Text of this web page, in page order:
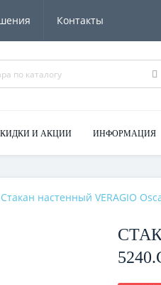
Контакты
И АКЦИИ ИНФОРМАЦИЯ
Стакан настенный VERAGIO